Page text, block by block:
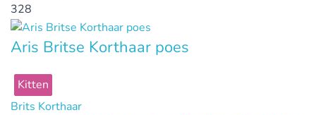
328
Aris Britse Korthaar poes
Kitten
Brits Korthaar